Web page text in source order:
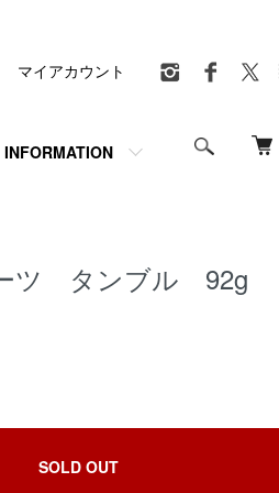
INFORMATION
マイアカウント
ツ タンブル 92g
SOLD OUT